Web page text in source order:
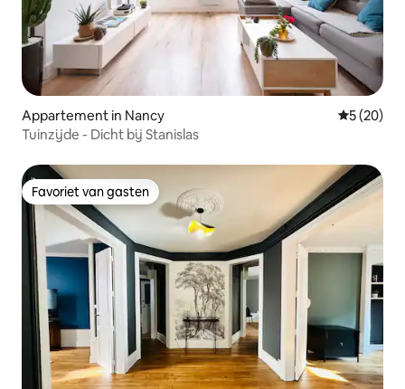
Appartement in Nancy
5 (20)
Tuinzijde - Dicht bij Stanislas
Favoriet van gasten
Favoriet van gasten